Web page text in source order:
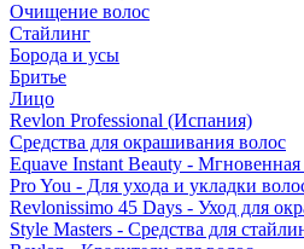
Очищение волос
Стайлинг
Борода и усы
Бритье
Лицо
Revlon Professional (Испания)
Средства для окрашивания волос
Equave Instant Beauty - Мгновенная
Pro You - Для ухода и укладки
Revlonissimo 45 Days - Уход для
Style Masters - Средства для